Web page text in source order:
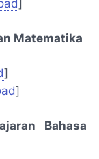
Matematika
]
]
Bahasa